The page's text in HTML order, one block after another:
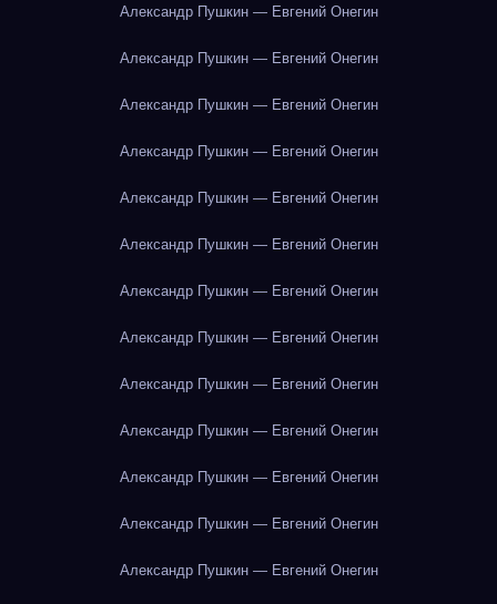
Александр Пушкин — Евгений Онегин
Александр Пушкин — Евгений Онегин
Александр Пушкин — Евгений Онегин
Александр Пушкин — Евгений Онегин
Александр Пушкин — Евгений Онегин
Александр Пушкин — Евгений Онегин
Александр Пушкин — Евгений Онегин
Александр Пушкин — Евгений Онегин
Александр Пушкин — Евгений Онегин
Александр Пушкин — Евгений Онегин
Александр Пушкин — Евгений Онегин
Александр Пушкин — Евгений Онегин
Александр Пушкин — Евгений Онегин